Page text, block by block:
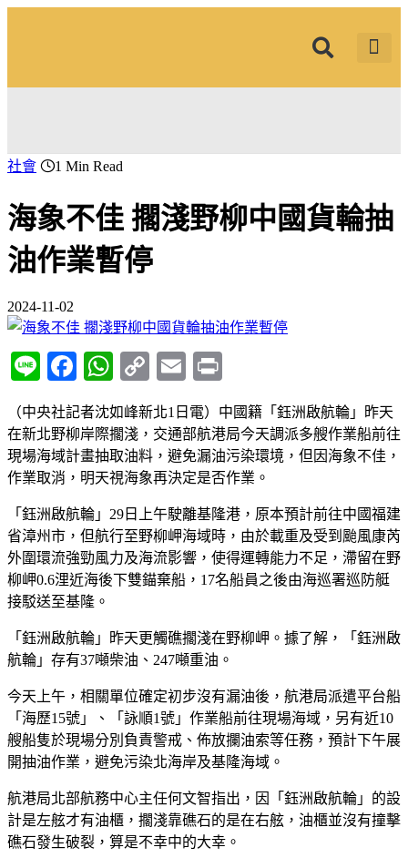
社會 1 Min Read
海象不佳 擱淺野柳中國貨輪抽
油作業暫停
2024-11-02
LineFacebook
WhatsApp
CopyEmail
（中央社記者沈如峰新北1日電）中國籍「鈺洲啟航輪」昨天
在新北野柳岸際擱淺，交通部航港局今天調派多艘作業船前往
現場海域計畫抽取油料，避免漏油污染環境，但因海象不佳，
作業取消，明天視海象再決定是否作業。
「鈺洲啟航輪」29日上午駛離基隆港，原本預計前往中國福建
省漳州市，但航行至野柳岬海域時，由於載重及受到颱風康芮
外圍環流強勁風力及海流影響，使得運轉能力不足，滯留在野
柳岬0.6浬近海後下雙錨棄船，17名船員之後由海巡署巡防艇
接駁送至基隆。
「鈺洲啟航輪」昨天更觸礁擱淺在野柳岬。據了解，「鈺洲啟
航輪」存有37噸柴油、247噸重油。
今天上午，相關單位確定初步沒有漏油後，航港局派遣平台船
「海歷15號」、「詠順1號」作業船前往現場海域，另有近10
艘船隻於現場分別負責警戒、佈放攔油索等任務，預計下午展
開抽油作業，避免污染北海岸及基隆海域。
航港局北部航務中心主任何文智指出，因「鈺洲啟航輪」的設
計是左舷才有油櫃，擱淺靠礁石的是在右舷，油櫃並沒有撞擊
礁石發生破裂，算是不幸中的大幸。